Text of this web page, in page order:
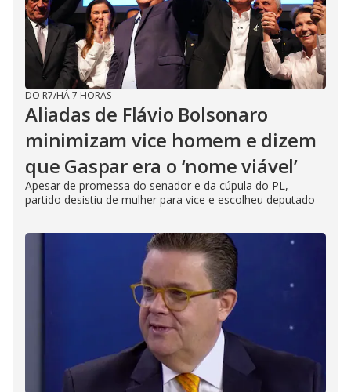
DO R7/HÁ 7 HORAS
Aliadas de Flávio Bolsonaro
minimizam vice homem e dizem
que Gaspar era o ‘nome viável’
Apesar de promessa do senador e da cúpula do PL,
partido desistiu de mulher para vice e escolheu deputado